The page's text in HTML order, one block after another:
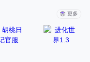
更多